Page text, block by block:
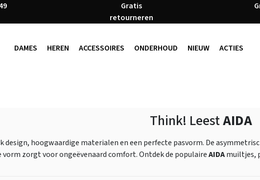
Gratis
retourneren
DAMES HEREN ACCESSOIRES ONDERHOUD NIEUW ACTIES
Think! LeestAIDA
hoogwaardige materialen en een perfecte pasvorm. De
zorgt voor ongeëvenaard comfort. Ontdek de populaireAIDAmuiltjes,